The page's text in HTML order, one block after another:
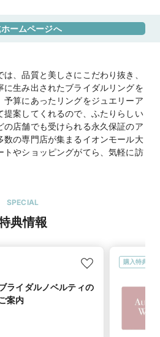
郡山駅」東口よりバス約5分／近鉄
地図を見る
山市下三橋町741 イオンモール大和
：00
ツツミ）のホームページを見る
大和郡山店（直営店）
ームページへ
、品質と美しさにこだわり抜き、
に生み出されたブライダルリングを
予算にあったリングをジュエリーア
提案してくれるので、ふたりらしい
の店舗でも受けられる永久保証のア
数の専門店が集まるイオンモール大
トやショッピングがてら、気軽に訪
SPECIAL
典情報
ライダルノベルティの
案内
購入特典